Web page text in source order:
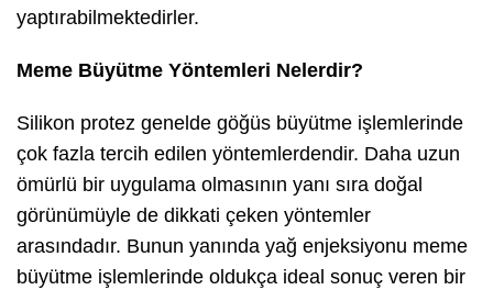
yaptırabilmektedirler.
Meme Büyütme Yöntemleri Nelerdir?
Silikon protez genelde göğüs büyütme işlemlerinde
çok fazla tercih edilen yöntemlerdendir. Daha uzun
ömürlü bir uygulama olmasının yanı sıra doğal
görünümüyle de dikkati çeken yöntemler
arasındadır. Bunun yanında yağ enjeksiyonu meme
büyütme işlemlerinde oldukça ideal sonuç veren bir